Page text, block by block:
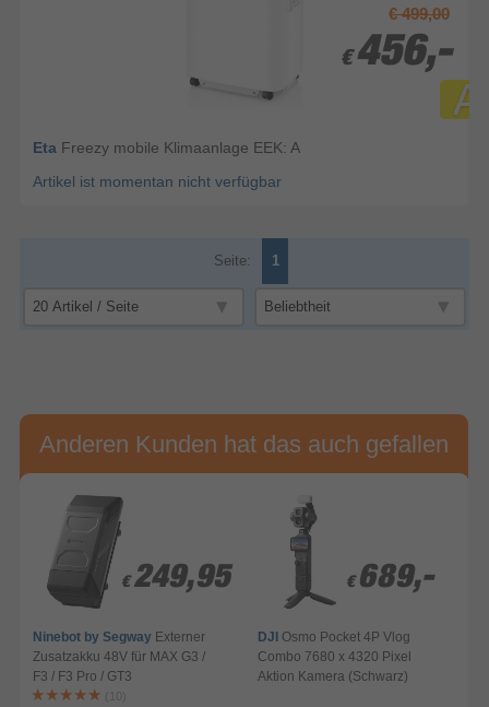
€ 499,00
€ 456,-
€ 456,-
A
Eta Freezy mobile Klimaanlage EEK: A
Artikel ist momentan nicht verfügbar
Seite: 1
Anderen Kunden hat das auch gefallen
€ 249,95
€ 249,95
Ninebot by Segway Externer
Zusatzakku 48V für MAX G3 /
F3 / F3 Pro / GT3
(10)
€ 689,-
€ 689,-
DJI Osmo Pocket 4P Vlog
Combo 7680 x 4320 Pixel
Aktion Kamera (Schwarz)